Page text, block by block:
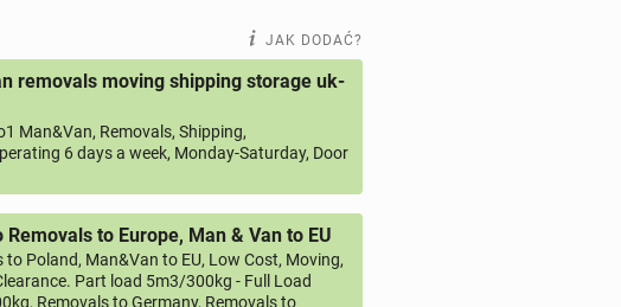
JAK DODAĆ?
removals moving shipping storage uk-
Man&Van, Removals, Shipping,
6 days a week, Monday-Saturday, Door
Removals to Europe, Man & Van to EU
to Poland, Man&Van to EU, Low Cost, Moving,
Part load 5m3/300kg - Full Load
Removals to Germany, Removals to